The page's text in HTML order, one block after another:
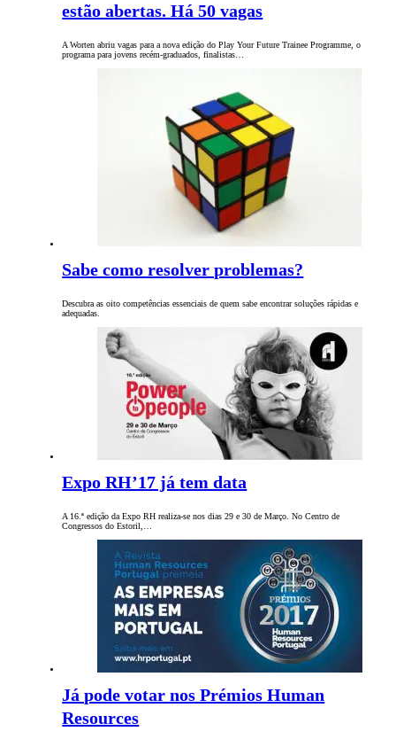
estão abertas. Há 50 vagas
A Worten abriu vagas para a nova edição do Play Your Future Trainee Programme, o
programa para jovens recém-graduados, finalistas…
Sabe como resolver problemas?
Descubra as oito competências essenciais de quem sabe encontrar soluções rápidas e
adequadas.
Expo RH’17 já tem data
A 16.ª edição da Expo RH realiza-se nos dias 29 e 30 de Março. No Centro de
Congressos do Estoril,…
Já pode votar nos Prémios Human
Resources